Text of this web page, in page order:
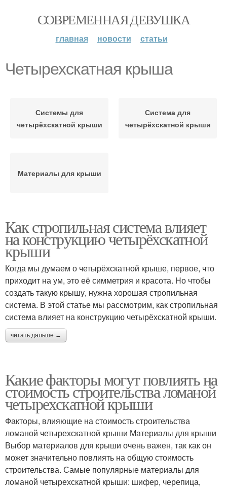
СОВРЕМЕННАЯ ДЕВУШКА
главная новости статьи
Четырехскатная крыша
Системы для
четырёхскатной крыши
Система для
четырёхскатной крыши
Материалы для крыши
Как стропильная система влияет
на конструкцию четырёхскатной
крыши
Когда мы думаем о четырёхскатной крыше, первое, что
приходит на ум, это её симметрия и красота. Но чтобы
создать такую крышу, нужна хорошая стропильная
система. В этой статье мы рассмотрим, как стропильная
система влияет на конструкцию четырёхскатной крыши.
читать дальше →
Какие факторы могут повлиять на
стоимость строительства ломаной
четырехскатной крыши
Факторы, влияющие на стоимость строительства
ломаной четырехскатной крыши Материалы для крыши
Выбор материалов для крыши очень важен, так как он
может значительно повлиять на общую стоимость
строительства. Самые популярные материалы для
ломаной четырехскатной крыши: шифер, черепица,